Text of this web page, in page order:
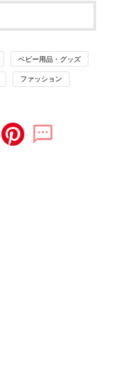
ベビー用品・グッズ
ファッション